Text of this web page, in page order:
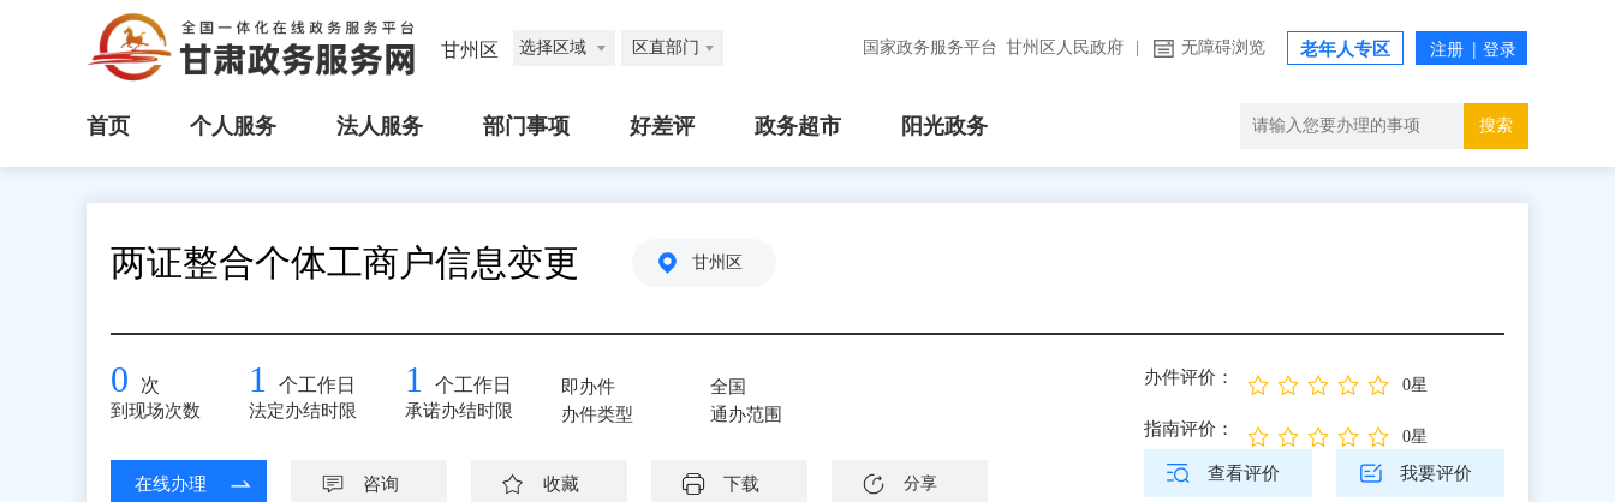
甘州区 选择区域 区直部门 国家政务服务平台 甘州区人民政府 无障碍浏览 老年人专区
首页 个人服务 法人服务 部门事项 好差评 政务超市 阳光政务 搜索
两证整合个体工商户信息变更 甘州区
0 次
到现场次数
1 个工作日
法定办结时限
1 个工作日
承诺办结时限
即办件
办件类型
全国
通办范围
在线办理 咨询 收藏 下载 分享
办件评价： 0星
指南评价： 0星
查看评价 我要评价